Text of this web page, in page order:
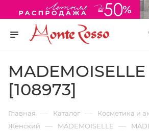
MADEMOISELLE
[108973]
Главная — Каталог — Косметика и
Женский — MADEMOISELLE —